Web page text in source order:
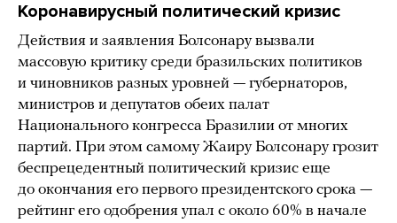
Коронавирусный политический кризис
Действия и заявления Болсонару вызвали
массовую критику среди бразильских политиков
и чиновников разных уровней — губернаторов,
министров и депутатов обеих палат
Национального конгресса Бразилии от многих
партий. При этом самому Жаиру Болсонару грозит
беспрецедентный политический кризис еще
до окончания его первого президентского срока —
рейтинг его одобрения упал c около 60% в начале